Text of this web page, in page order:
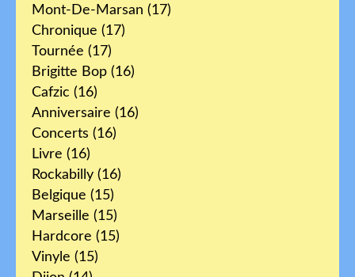
Mont-De-Marsan (17)
Chronique (17)
Tournée (17)
Brigitte Bop (16)
Cafzic (16)
Anniversaire (16)
Concerts (16)
Livre (16)
Rockabilly (16)
Belgique (15)
Marseille (15)
Hardcore (15)
Vinyle (15)